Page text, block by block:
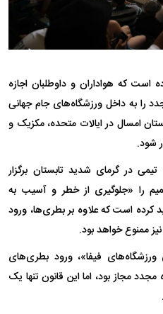
است که هواداران و داوطلبان اجازه
را به داخل ورزشگاه‌های جام جهانی
امسال در ایالات متحده، مکزیک و
شود.
بسیاری از دیدار‌های این رقابت ۴۸ تیمی در گرمای شدید تابستان برگزار
را «جلوگیری از خطر و آسیب به
کرده است که علاوه بر بطری‌ها، ورود
ممنوع خواهد بود.
فیفا»، ورود بطری‌های
مجاز بود، اما این قانون تنها یک